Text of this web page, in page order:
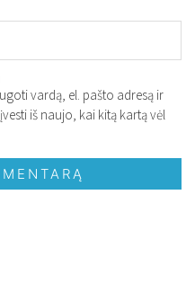
vardą, el. pašto adresą ir
iš naujo, kai kitą kartą vėl